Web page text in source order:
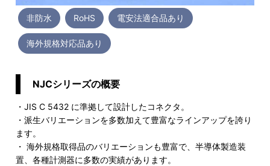
非防水 RoHS 電安法適合品あり
海外規格対応品あり
NJCシリーズの概要
・JIS C 5432 に準拠して設計したコネクタ。
・派生バリエーションを多数加えて豊富なラインアップを誇り
ます。
・ 海外規格取得品のバリエーションも豊富で、半導体製造装
置、各種計測器に多数の実績があります。